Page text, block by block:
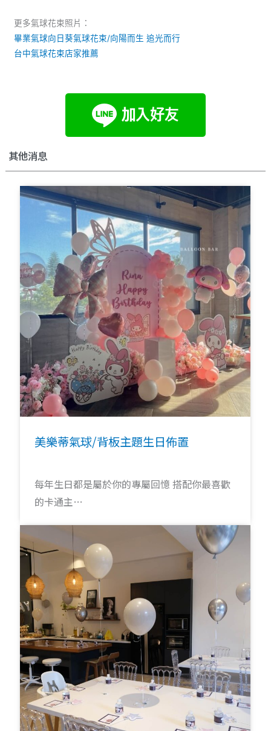
更多氣球花束照片：
畢業氣球向日葵氣球花束/向陽而生 追光而行
台中氣球花束店家推薦
其他消息
美樂蒂氣球/背板主題生日佈置
每年生日都是屬於你的專屬回憶 搭配你最喜歡
的卡通主…
PagePage